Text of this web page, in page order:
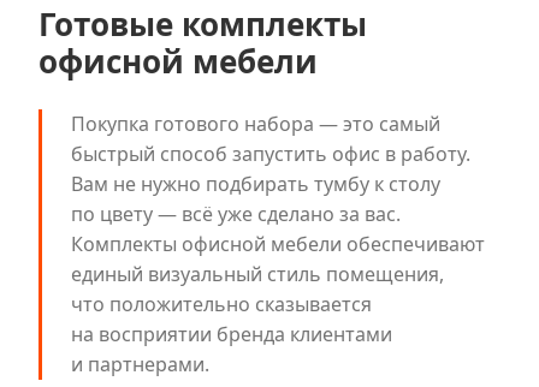
Готовые комплекты
офисной мебели
Покупка готового набора — это самый
быстрый способ запустить офис в работу.
Вам не нужно подбирать тумбу к столу
по цвету — всё уже сделано за вас.
Комплекты офисной мебели обеспечивают
единый визуальный стиль помещения,
что положительно сказывается
на восприятии бренда клиентами
и партнерами.